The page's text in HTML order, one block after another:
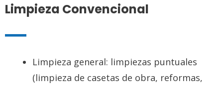
Limpieza Convencional
Limpieza general: limpiezas puntuales
(limpieza de casetas de obra, reformas,